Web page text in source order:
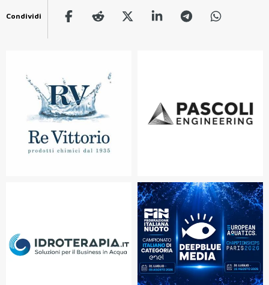
Condividi